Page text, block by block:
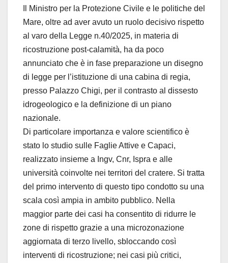
Il Ministro per la Protezione Civile e le politiche del
Mare, oltre ad aver avuto un ruolo decisivo rispetto
al varo della Legge n.40/2025, in materia di
ricostruzione post-calamità, ha da poco
annunciato che è in fase preparazione un disegno
di legge per l’istituzione di una cabina di regia,
presso Palazzo Chigi, per il contrasto al dissesto
idrogeologico e la definizione di un piano
nazionale.
Di particolare importanza e valore scientifico è
stato lo studio sulle Faglie Attive e Capaci,
realizzato insieme a Ingv, Cnr, Ispra e alle
università coinvolte nei territori del cratere. Si tratta
del primo intervento di questo tipo condotto su una
scala così ampia in ambito pubblico. Nella
maggior parte dei casi ha consentito di ridurre le
zone di rispetto grazie a una microzonazione
aggiornata di terzo livello, sbloccando così
interventi di ricostruzione; nei casi più critici,